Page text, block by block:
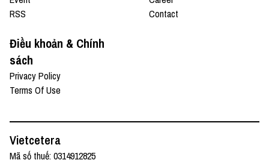
RSS
Contact
Điều khoản & Chính
sách
Privacy Policy
Terms Of Use
Vietcetera
Mã số thuế: 0314912825